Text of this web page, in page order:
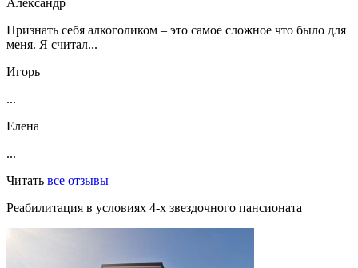
Признать себя алкоголиком – это самое сложное что было для
меня. Я считал...
Игорь
...
Елена
...
Читать все отзывы
Реабилитация в условиях 4-х звездочного пансионата